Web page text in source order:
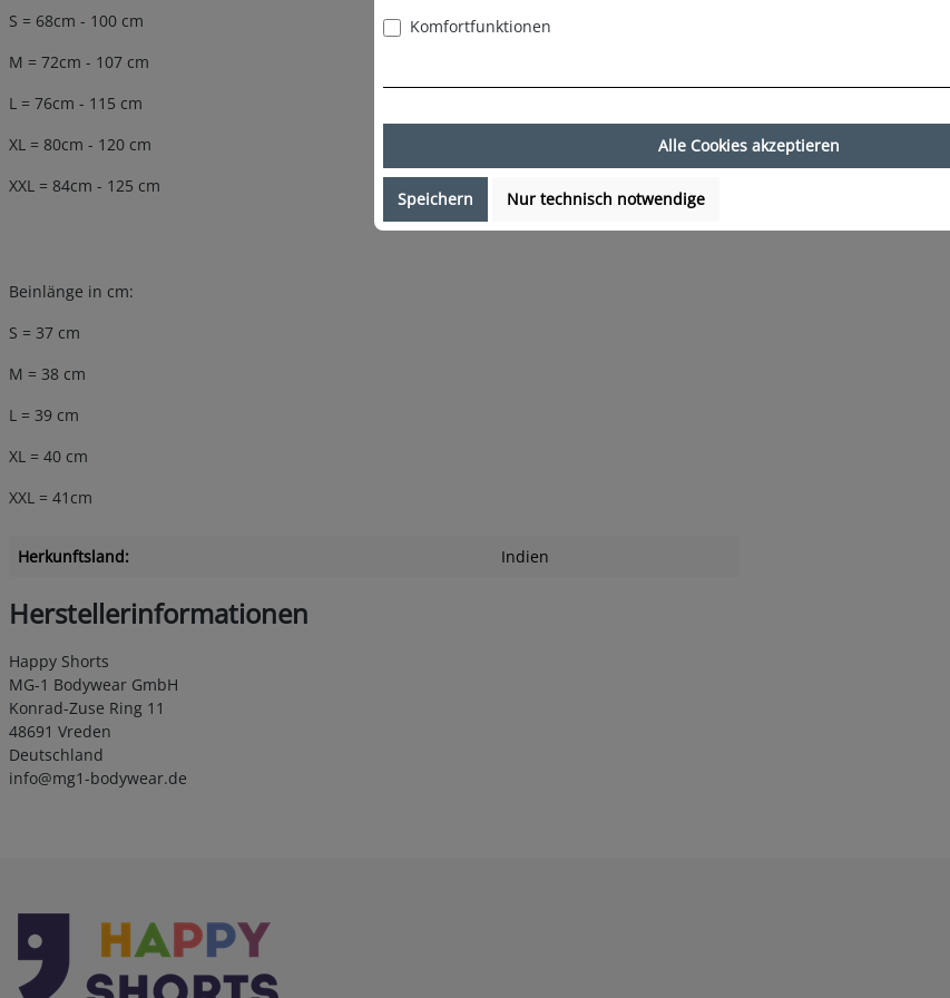
S = 68cm - 100 cm
M = 72cm - 107 cm
L = 76cm - 115 cm
XL = 80cm - 120 cm
XXL = 84cm - 125 cm
Beinlänge in cm:
S = 37 cm
M = 38 cm
L = 39 cm
XL = 40 cm
XXL = 41cm
Herkunftsland: Indien
Herstellerinformationen
Happy Shorts
MG-1 Bodywear GmbH
Konrad-Zuse Ring 11
48691 Vreden
Deutschland
info@mg1-bodywear.de
Komfortfunktionen
Alle Cookies akzeptieren
Speichern Nur technisch notwendige